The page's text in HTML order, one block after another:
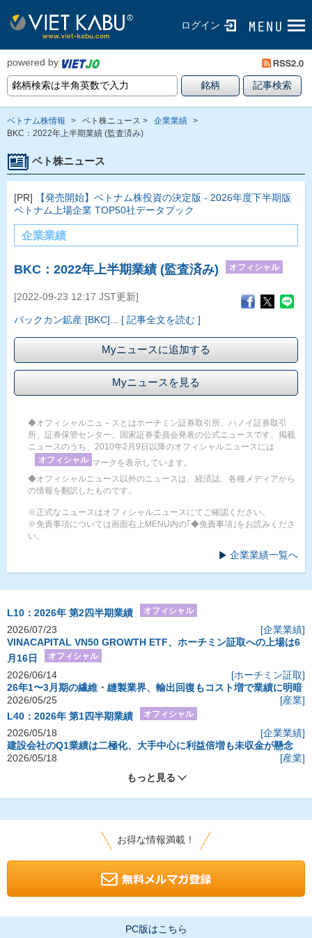
ログイン
powered by
ベトナム株情報 > ベト株ニュース > 企業業績 >
BKC：2022年上半期業績 (監査済み)
ベト株ニュース
[PR]
【発売開始】ベトナム株投資の決定版 - 2026年度下半期版
ベトナム上場企業 TOP50社データブック
企業業績
BKC：2022年上半期業績 (監査済み) オフィシャル
[2022-09-23 12:17 JST更新]
バックカン鉱産 [BKC] [ 記事全文を読む ]
Myニュースに追加する
Myニュースを見る
◆オフィシャルニュ－スとはホーチミン証券取引所、ハノイ証券取引
所、証券保管センター、国家証券委員会発表の公式ニュースです。掲載
ニュースのうち、2010年2月9日以降のオフィシャルニュースには
オフィシャル マークを表示しています。
◆オフィシャルニュース以外のニュースは、経済誌、各種メディアから
の情報を翻訳したものです。
※正式なニュースはオフィシャルニュースにてご確認ください。
※免責事項については画面右上MENU内の｢◆免責事項｣をお読みくださ
い。
企業業績一覧へ
L10：2026年 第2四半期業績 オフィシャル
2026/07/23
[企業業績]
VINACAPITAL VN50 GROWTH ETF、ホーチミン証取への上場は6
月16日
オフィシャル
2026/06/14
[ホーチミン証取]
26年1〜3月期の繊維・縫製業界、輸出回復もコスト増で業績に明暗
2026/05/25
[産業]
L40：2026年 第1四半期業績
オフィシャル
2026/05/18
[企業業績]
建設会社のQ1業績は二極化、大手中心に利益倍増も未収金が懸念
2026/05/18
[産業]
もっと見る
お得な情報満載！
PC版はこちら